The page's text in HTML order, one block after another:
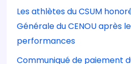
Les athlètes du CSUM
Générale du CENOU après
performances
Communiqué de paiement